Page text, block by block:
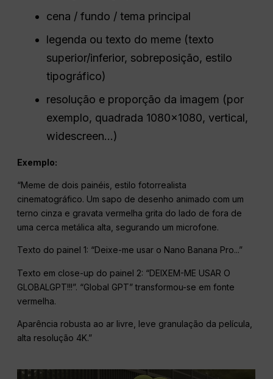
cena / fundo / tema principal
legenda ou texto do meme (texto
superior/inferior, sobreposição, estilo
tipográfico)
resolução e proporção da imagem (por
exemplo, quadrada 1080×1080, vertical,
widescreen...)
Exemplo:
“Meme de dois painéis, estilo fotorrealista
cinematográfico. Um sapo de desenho animado com um
terno cinza e gravata vermelha grita do lado de fora de
uma cerca metálica alta, segurando um microfone.
Texto do painel 1: “Deixe-me usar o Nano Banana Pro...”
Texto em close-up do painel 2: “DEIXEM-ME USAR O
GLOBALGPT!!!”. “Global GPT” transformou-se em fonte
vermelha.
Aparência robusta ao ar livre, leve granulação da película,
alta resolução 4K.”